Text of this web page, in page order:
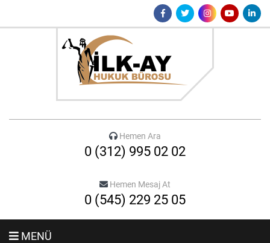
Hemen Ara
0 (312) 995 02 02
Hemen Mesaj At
0 (545) 229 25 05
MENÜ